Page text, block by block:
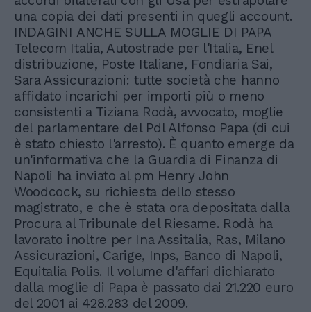
una copia dei dati presenti in quegli account.
INDAGINI ANCHE SULLA MOGLIE DI PAPA
Telecom Italia, Autostrade per l'Italia, Enel
distribuzione, Poste Italiane, Fondiaria Sai,
Sara Assicurazioni: tutte società che hanno
affidato incarichi per importi più o meno
consistenti a Tiziana Rodà, avvocato, moglie
del parlamentare del Pdl Alfonso Papa (di cui
è stato chiesto l'arresto). È quanto emerge da
un'informativa che la Guardia di Finanza di
Napoli ha inviato al pm Henry John
Woodcock, su richiesta dello stesso
magistrato, e che è stata ora depositata dalla
Procura al Tribunale del Riesame. Rodà ha
lavorato inoltre per Ina Assitalia, Ras, Milano
Assicurazioni, Carige, Inps, Banco di Napoli,
Equitalia Polis. Il volume d'affari dichiarato
dalla moglie di Papa è passato dai 21.220 euro
del 2001 ai 428.283 del 2009.